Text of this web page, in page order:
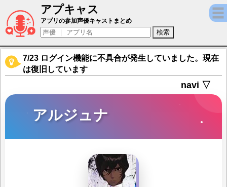
アプキャス
アルジュナ（声優：島﨑信長)【Fate/Grand
アプリの参加声優キャストまとめ
7/23 ログイン機能に不具合が発生していました。現在
は復旧しています
navi ▽
アルジュナ